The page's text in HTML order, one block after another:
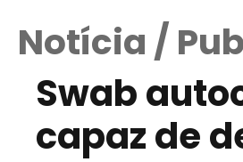
Notícia /
Swab
capaz de